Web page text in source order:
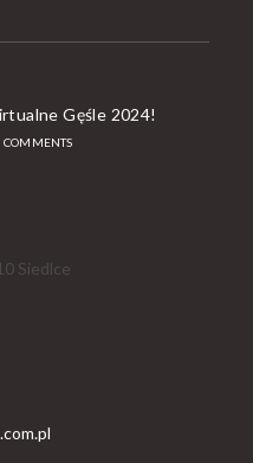
Gęśle 2024!
COMMENTS
Siedlce